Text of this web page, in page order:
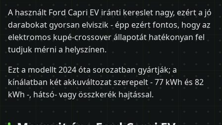
A használt Ford Capri EV iránti kereslet nagy, ezért a jó
darabokat gyorsan elviszik - épp ezért fontos, hogy az
elektromos kupé-crossover állapotát hatékonyan fel
tudjuk mérni a helyszínen.
Ezt a modellt 2024 óta sorozatban gyártják; a
kínálatban két akkuváltozat szerepelt - 77 kWh és 82
kWh -, hátsó- vagy összkerék hajtással.